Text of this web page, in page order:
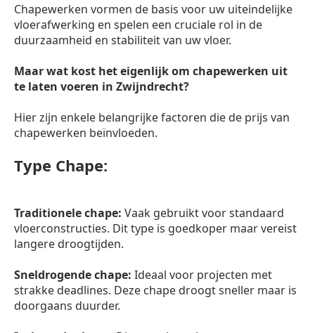
Chapewerken vormen de basis voor uw uiteindelijke
vloerafwerking en spelen een cruciale rol in de
duurzaamheid en stabiliteit van uw vloer.
Maar wat kost het eigenlijk om chapewerken uit
te laten voeren in Zwijndrecht?
Hier zijn enkele belangrijke factoren die de prijs van
chapewerken beïnvloeden.
Type Chape:
Traditionele chape: Vaak gebruikt voor standaard
vloerconstructies. Dit type is goedkoper maar vereist
langere droogtijden.
Sneldrogende chape: Ideaal voor projecten met
strakke deadlines. Deze chape droogt sneller maar is
doorgaans duurder.